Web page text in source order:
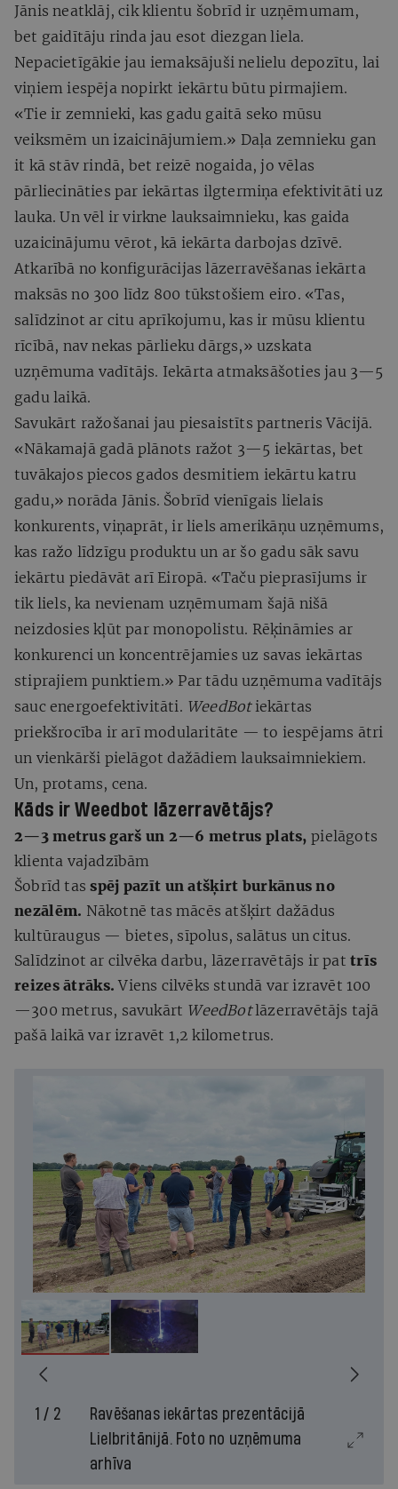
Jānis neatklāj, cik klientu šobrīd ir uzņēmumam,
bet gaidītāju rinda jau esot diezgan liela.
Nepacietīgākie jau iemaksājuši nelielu depozītu, lai
viņiem iespēja nopirkt iekārtu būtu pirmajiem.
«Tie ir zemnieki, kas gadu gaitā seko mūsu
veiksmēm un izaicinājumiem.» Daļa zemnieku gan
it kā stāv rindā, bet reizē nogaida, jo vēlas
pārliecināties par iekārtas ilgtermiņa efektivitāti uz
lauka. Un vēl ir virkne lauksaimnieku, kas gaida
uzaicinājumu vērot, kā iekārta darbojas dzīvē.
Atkarībā no konfigurācijas lāzerravēšanas iekārta
maksās no 300 līdz 800 tūkstošiem eiro. «Tas,
salīdzinot ar citu aprīkojumu, kas ir mūsu klientu
rīcībā, nav nekas pārlieku dārgs,» uzskata
uzņēmuma vadītājs. Iekārta atmaksāšoties jau 3—5
gadu laikā.
Savukārt ražošanai jau piesaistīts partneris Vācijā.
«Nākamajā gadā plānots ražot 3—5 iekārtas, bet
tuvākajos piecos gados desmitiem iekārtu katru
gadu,» norāda Jānis. Šobrīd vienīgais lielais
konkurents, viņaprāt, ir liels amerikāņu uzņēmums,
kas ražo līdzīgu produktu un ar šo gadu sāk savu
iekārtu piedāvāt arī Eiropā. «Taču pieprasījums ir
tik liels, ka nevienam uzņēmumam šajā nišā
neizdosies kļūt par monopolistu. Rēķināmies ar
konkurenci un koncentrējamies uz savas iekārtas
stiprajiem punktiem.» Par tādu uzņēmuma vadītājs
sauc energoefektivitāti. WeedBotiekārtas
priekšrocība ir arī modularitāte — to iespējams ātri
un vienkārši pielāgot dažādiem lauksaimniekiem.
Un, protams, cena.
Kāds irWeedbot lāzerravētājs?
2—3 metrus garš un 2—6 metrus plats,pielāgots
klienta vajadzībām
Šobrīd tasspēj pazīt un atšķirt burkānus no
nezālēm. Nākotnē tas mācēs atšķirt dažādus
kultūraugus — bietes, sīpolus, salātus un citus.
Salīdzinot ar cilvēka darbu, lāzerravētājs ir pattrīs
reizes ātrāks. Viens cilvēks stundā var izravēt 100
—300 metrus, savukārt WeedBotlāzerravētājs tajā
pašā laikā var izravēt 1,2 kilometrus.
1 / 2
Ravēšanas iekārtas prezentācijā
Lielbritānijā. Foto no uzņēmuma
arhīva